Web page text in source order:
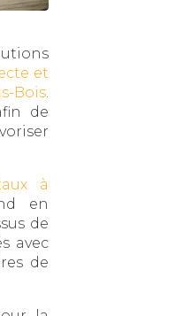
et
Bois.
de
à
en
de
avec
de